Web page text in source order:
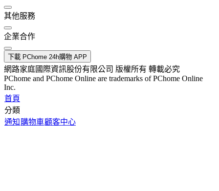
其他服務
企業合作
下載 PChome 24h購物 APP
網路家庭國際資訊股份有限公司 版權所有 轉載必究
PChome and PChome Online are trademarks of PChome Online
Inc.
首頁
分類
通知 購物車顧客中心